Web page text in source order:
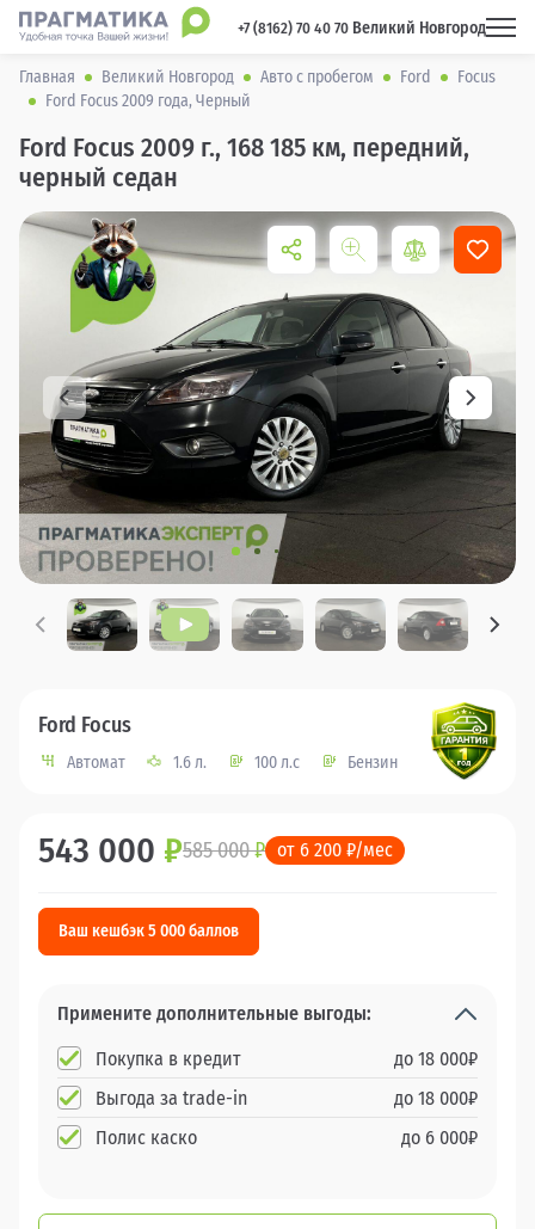
+7 (8162) 70 40 70 Великий Новгород
Главная Великий Новгород Авто с пробегом Ford
Focus
Ford Focus 2009 года, Черный
Ford Focus 2009 г., 168 185 км, передний,
черный седан
Ford Focus
Автомат 1.6 л. 100 л.с Бензин
543 000 ₽585 000₽ от 6 200 ₽/мес
Ваш кешбэк 5 000 баллов
Примените дополнительные выгоды:
Покупка в кредит
до 18 000₽
Выгода за trade-in
до 18 000₽
Полис каско
до 6 000₽